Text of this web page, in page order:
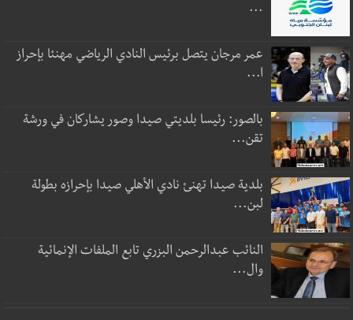
...
عمر مرجان يتصل برئيس النادي الرياضي مهنئا بإحراز
ا...
بالصور: رئيسا بلديتي صيدا وصور يشاركان في ورشة
تقن...
بلدية صيدا تهنئ نادي الأهلي صيدا بإحرازه بطولة
لبن...
النائب عبدالرحمن البزري تابع الملفات الإنمائية
وال...